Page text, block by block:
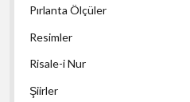
Pırlanta Ölçüler
Resimler
Risale-i Nur
Şiirler